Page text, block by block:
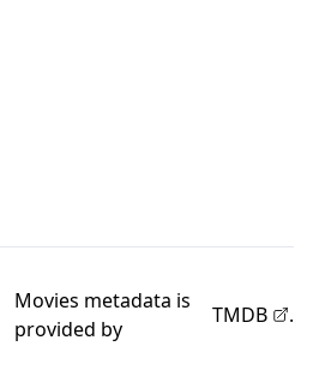
Movies metadata is
provided by
TMDB .